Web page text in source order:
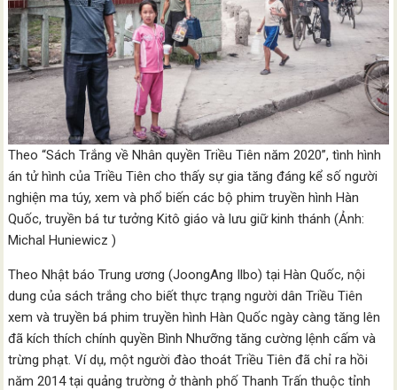
Theo “Sách Trắng về Nhân quyền Triều Tiên năm 2020”, tình hình
án tử hình của Triều Tiên cho thấy ​​sự gia tăng đáng kể số người
nghiện ma túy, xem và phổ biến các bộ phim truyền hình Hàn
Quốc, truyền bá tư tưởng Kitô giáo và lưu giữ kinh thánh (Ảnh:
Michal Huniewicz )
Theo Nhật báo Trung ương (JoongAng Ilbo) tại Hàn Quốc, nội
dung của sách trắng cho biết thực trạng người dân Triều Tiên
xem và truyền bá phim truyền hình Hàn Quốc ngày càng tăng lên
đã kích thích chính quyền Bình Nhưỡng tăng cường lệnh cấm và
trừng phạt. Ví dụ, một người đào thoát Triều Tiên đã chỉ ra hồi
năm 2014 tại quảng trường ở thành phố Thanh Trấn thuộc tỉnh